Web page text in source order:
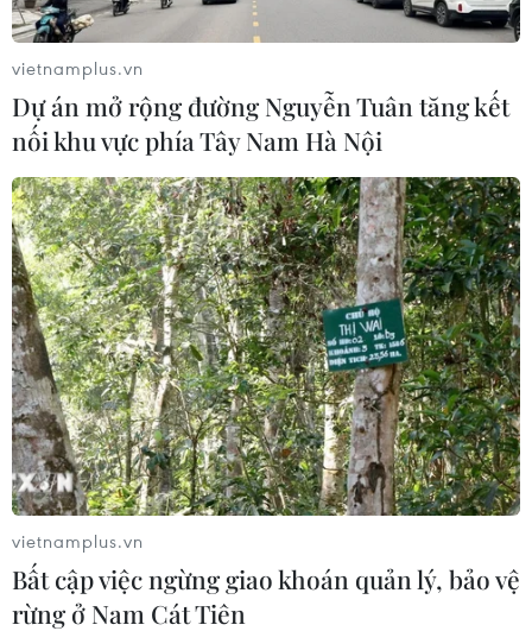
vietnamplus.vn
Dự án mở rộng đường Nguyễn Tuân tăng kết
nối khu vực phía Tây Nam Hà Nội
vietnamplus.vn
Bất cập việc ngừng giao khoán quản lý, bảo vệ
rừng ở Nam Cát Tiên